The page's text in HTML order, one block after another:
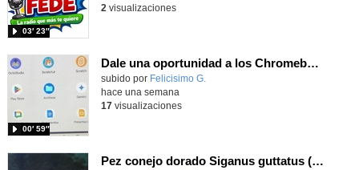
03′ 23″
2 visualizaciones
Dale una oportunidad a los Chromebooks y utiliza un proyector para realizar talleres si no tienes pantallas táctiles
Contenido educativo.
subido por Felicisimo G.
00′ 59″
hace una semana
17visualizaciones
Pez conejo dorado Siganus guttatus (Bloch, 1786)